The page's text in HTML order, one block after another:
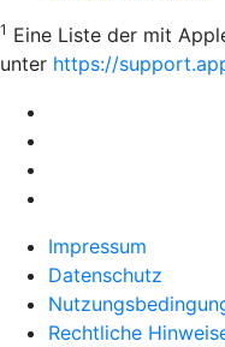
1 Eine Liste der mit
unter https://
Impressum
Datenschutz
Rechtliche